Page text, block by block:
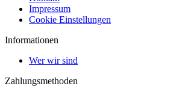
Impressum
Cookie Einstellungen
Informationen
Wer wir sind
Zahlungsmethoden